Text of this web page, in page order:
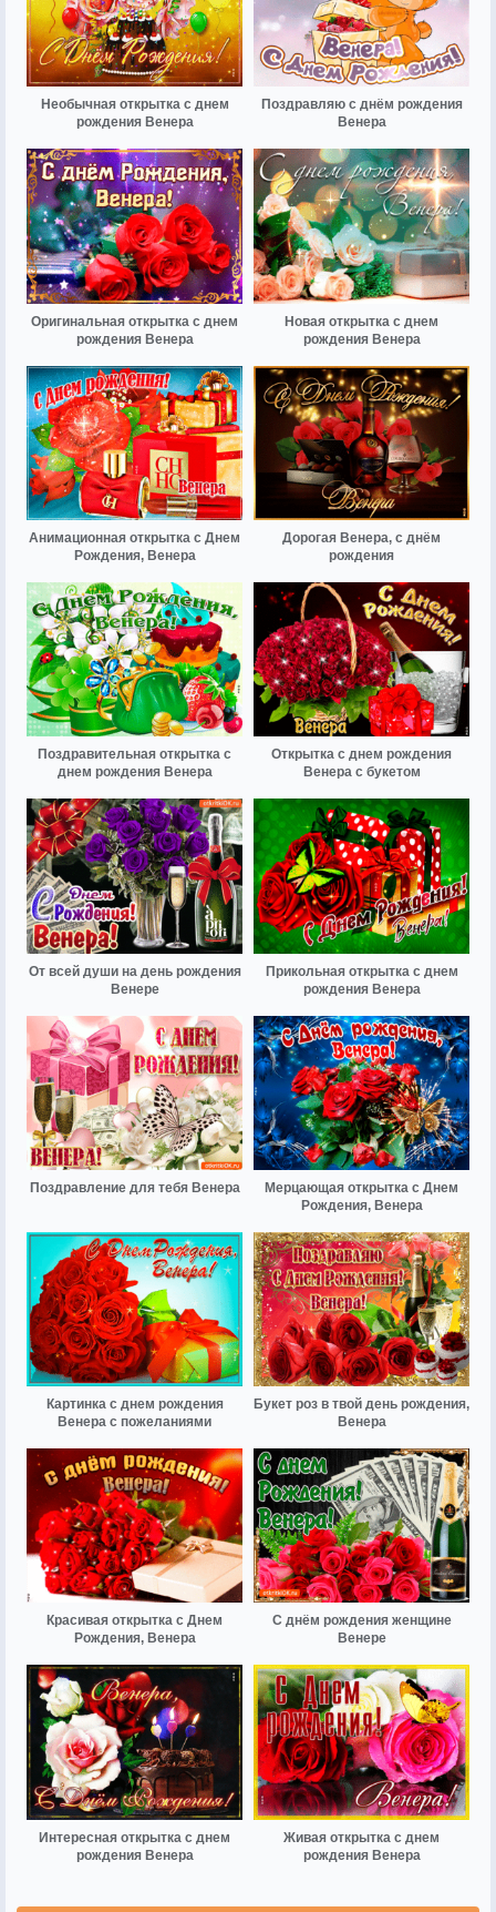
Необычная открытка с днем
рождения Венера
Поздравляю с днём рождения
Венера
Оригинальная открытка с днем
рождения Венера
Новая открытка с днем
рождения Венера
Анимационная открытка с Днем
Рождения, Венера
Дорогая Венера, с днём
рождения
Поздравительная открытка с
днем рождения Венера
Открытка с днем рождения
Венера с букетом
От всей души на день рождения
Венере
Прикольная открытка с днем
рождения Венера
Поздравление для тебя Венера
Мерцающая открытка с Днем
Рождения, Венера
Картинка с днем рождения
Венера с пожеланиями
Букет роз в твой день рождения,
Венера
Красивая открытка с Днем
Рождения, Венера
С днём рождения женщине
Венере
Интересная открытка с днем
рождения Венера
Живая открытка с днем
рождения Венера